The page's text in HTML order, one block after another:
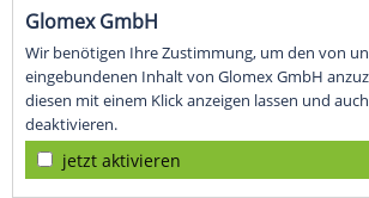
Glomex GmbH
Wir benötigen Ihre Zustimmung, um den von
eingebundenen Inhalt von Glomex GmbH
diesen mit einem Klick anzeigen lassen und
deaktivieren.
jetzt aktivieren